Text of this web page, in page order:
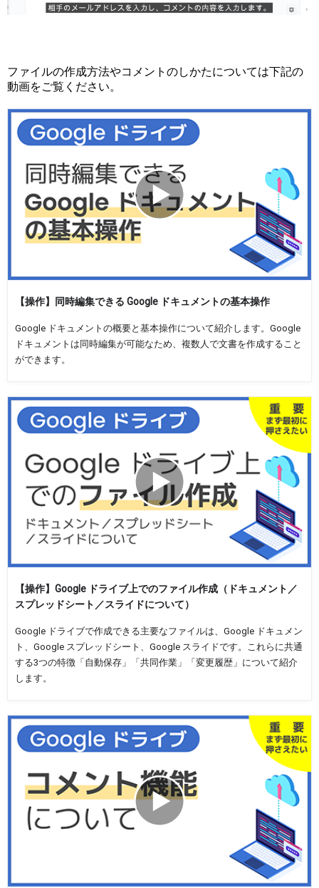
ファイルの作成方法やコメントのしかたについては下記の
動画をご覧ください。
【操作】同時編集できる Google ドキュメントの基本操作
Google ドキュメントの概要と基本操作について紹介します。Google
ドキュメントは同時編集が可能なため、複数人で文書を作成すること
ができます。
【操作】Google ドライブ上でのファイル作成（ドキュメント／
スプレッドシート／スライドについて）
Google ドライブで作成できる主要なファイルは、Google ドキュメン
ト、Google スプレッドシート、Google スライドです。これらに共通
する3つの特徴「自動保存」「共同作業」「変更履歴」について紹介
します。